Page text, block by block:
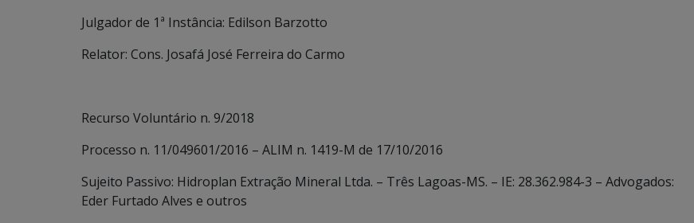
Julgador de 1ª Instância: Edilson Barzotto
Relator: Cons. Josafá José Ferreira do Carmo
Recurso Voluntário n. 9/2018
Processo n. 11/049601/2016 – ALIM n. 1419-M de 17/10/2016
Sujeito Passivo: Hidroplan Extração Mineral Ltda. – Três Lagoas-MS. – IE: 28.362.984-3 – Advogados:
Eder Furtado Alves e outros